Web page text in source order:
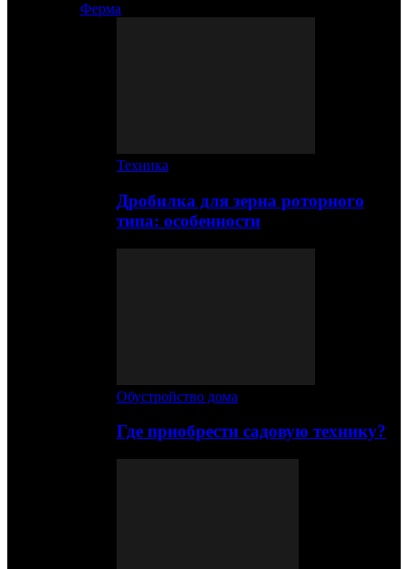
Ферма
Техника
Дробилка для зерна роторного
типа: особенности
Обустройство дома
Где приобрести садовую технику?